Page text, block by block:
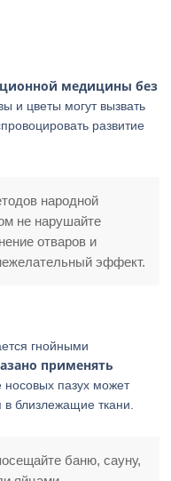
медицины без
и цветы могут вызвать
развитие
народной
не нарушайте
отваров и
эффект.
гнойными
применять
носовых пазух может
близлежащие ткани.
баню, сауну,